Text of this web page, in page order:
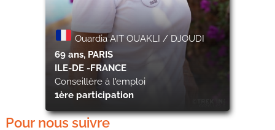
Ouardia AIT OUAKLI / DJOUDI
69 ans, PARIS
ILE-DE -FRANCE
Conseillère à l'emploi
1ère participation
Pour nous suivre